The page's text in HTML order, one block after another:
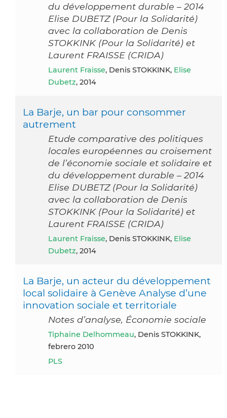
du développement durable – 2014
Elise DUBETZ (Pour la Solidarité)
avec la collaboration de Denis
STOKKINK (Pour la Solidarité) et
Laurent FRAISSE (CRIDA)
Laurent Fraisse, Denis STOKKINK, Elise
Dubetz, 2014
La Barje, un bar pour consommer
autrement
Etude comparative des politiques
locales européennes au croisement
de l’économie sociale et solidaire et
du développement durable – 2014
Elise DUBETZ (Pour la Solidarité)
avec la collaboration de Denis
STOKKINK (Pour la Solidarité) et
Laurent FRAISSE (CRIDA)
Laurent Fraisse, Denis STOKKINK, Elise
Dubetz, 2014
La Barje, un acteur du développement
local solidaire à Genève Analyse d’une
innovation sociale et territoriale
Notes d’analyse, Économie sociale
Tiphaine Delhommeau, Denis STOKKINK,
febrero 2010
PLS